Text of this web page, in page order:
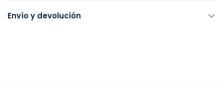
Envío y devolución